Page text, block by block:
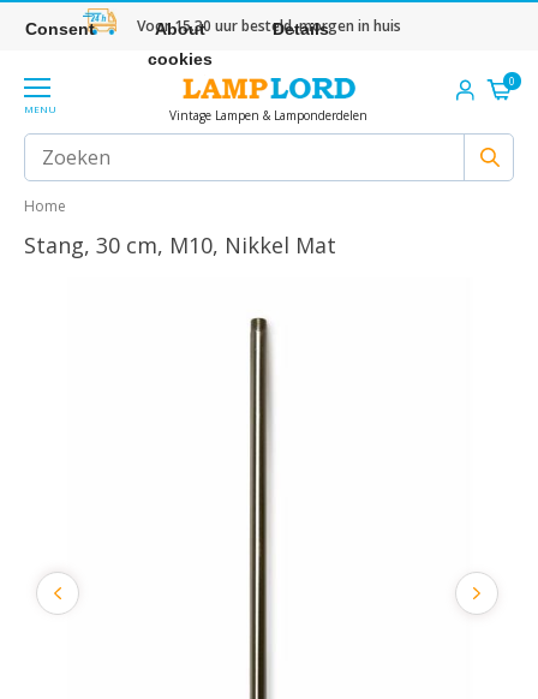
Voor 15.30 uur besteld, morgen in huis
MENU Vintage Lampen & Lamponderdelen
0
Home
Stang, 30 cm, M10, Nikkel Mat
Consent
About
cookies
Details